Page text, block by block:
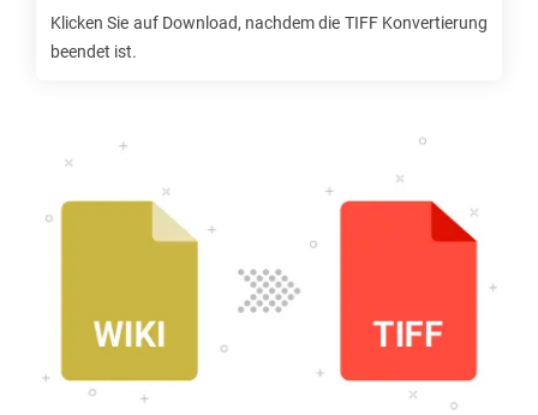
Klicken Sie auf Download, nachdem die TIFFKonvertierung
beendet ist.